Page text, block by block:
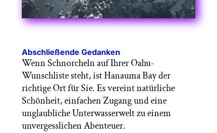
Abschließende Gedanken
Wenn Schnorcheln auf Ihrer Oahu-
Wunschliste steht, ist Hanauma Bay der
richtige Ort für Sie. Es vereint natürliche
Schönheit, einfachen Zugang und eine
unglaubliche Unterwasserwelt zu einem
unvergesslichen Abenteuer.